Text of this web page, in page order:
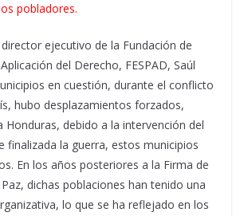
pobladores.
ejecutivo de la Fundación de
del Derecho, FESPAD, Saúl
en cuestión, durante el conflicto
hubo desplazamientos forzados,
Honduras, debido a la intervención del
finalizada la guerra, estos municipios
En los años posteriores a la Firma de
dichas poblaciones han tenido una
lo que se ha reflejado en los